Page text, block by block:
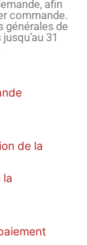
afin
commande.
générales de
31
de la